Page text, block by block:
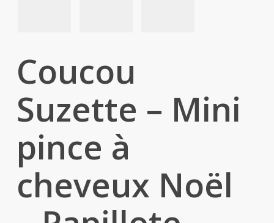
Coucou
Suzette – Mini
pince à
cheveux Noël